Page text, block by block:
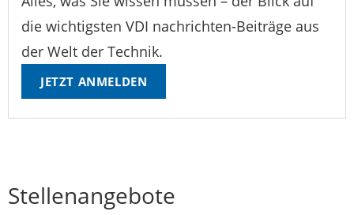
die wichtigsten VDI nachrichten-Beiträge aus
der Welt der Technik.
JETZT ANMELDEN
Stellenangebote